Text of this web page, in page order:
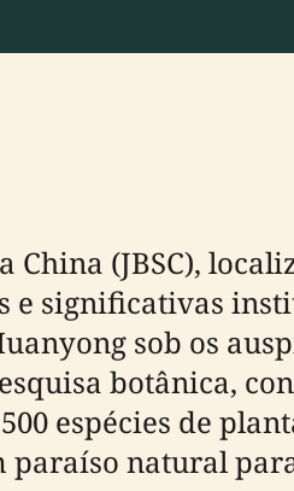
China (JBSC),
e significativas
sob os
botânica,
espécies de
paraíso natural